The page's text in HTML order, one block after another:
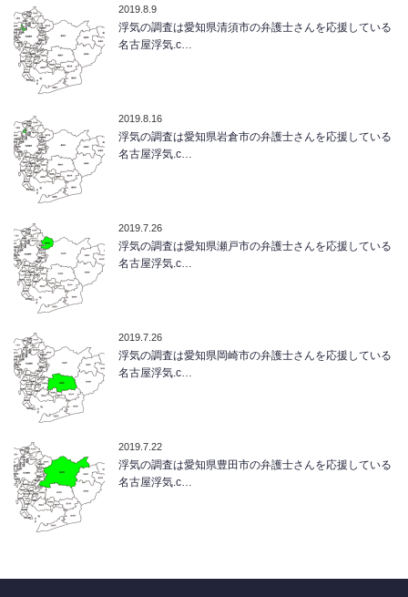
2019.8.9
浮気の調査は愛知県清須市の弁護士さんを応援している
名古屋浮気.c…
2019.8.16
浮気の調査は愛知県岩倉市の弁護士さんを応援している
名古屋浮気.c…
2019.7.26
浮気の調査は愛知県瀬戸市の弁護士さんを応援している
名古屋浮気.c…
2019.7.26
浮気の調査は愛知県岡崎市の弁護士さんを応援している
名古屋浮気.c…
2019.7.22
浮気の調査は愛知県豊田市の弁護士さんを応援している
名古屋浮気.c…